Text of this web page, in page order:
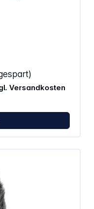
Versandkosten